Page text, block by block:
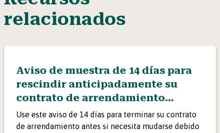
relacionados
Aviso de muestra de 14 días para
rescindir anticipadamente su
contrato de arrendamiento
debido a violencia doméstica
Use este aviso de 14 días para terminar su contrato
de arrendamiento antes si necesita mudarse debido